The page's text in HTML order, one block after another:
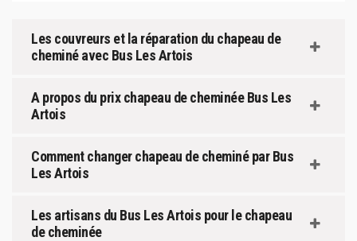
Les couvreurs et la réparation du chapeau de
cheminé avec Bus Les Artois
A propos du prix chapeau de cheminée Bus Les
Artois
Comment changer chapeau de cheminé par Bus
Les Artois
Les artisans du Bus Les Artois pour le chapeau
de cheminée